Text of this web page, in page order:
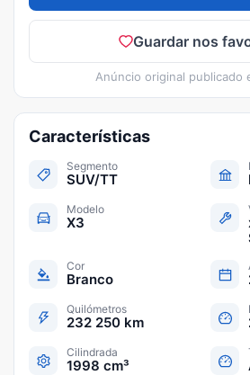
Guardar nos
Anúncio original publicado
Características
Segmento
SUV/TT
Modelo
X3
Cor
Branco
Quilómetros
232 250 km
Cilindrada
1998 cm³